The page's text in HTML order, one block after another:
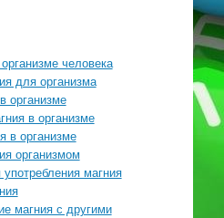
человека
для организма
организме
в организме
в организме
организмом
магния
магния с другими